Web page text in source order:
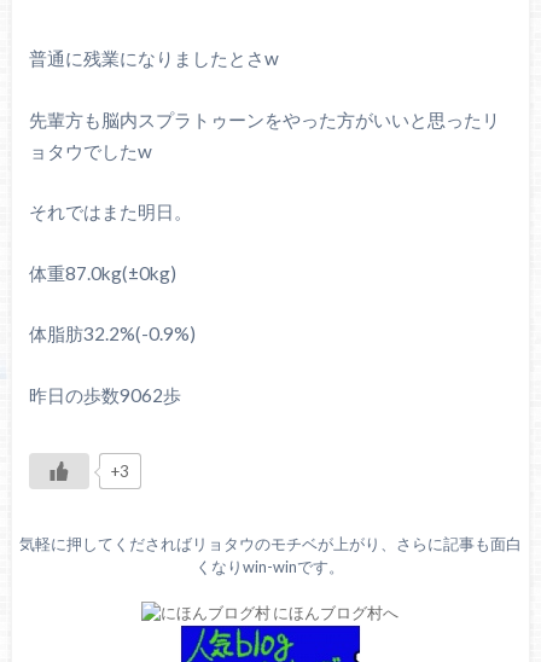
普通に残業になりましたとさw
先輩方も脳内スプラトゥーンをやった方がいいと思ったリ
ョタウでしたw
それではまた明日。
体重87.0kg(±0kg)
体脂肪32.2%(-0.9%)
昨日の歩数9062歩
+3
気軽に押してくださればリョタウのモチベが上がり、さらに記事も面白
くなりwin-winです。